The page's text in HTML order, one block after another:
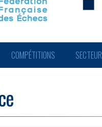
COMPÉTITIONS